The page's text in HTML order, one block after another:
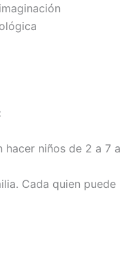
hacer niños de 2 a 7
Cada quien